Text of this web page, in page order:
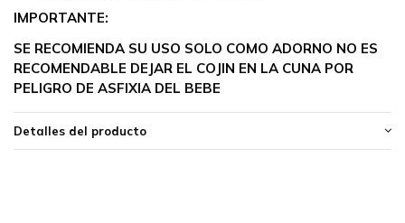
IMPORTANTE:
SE RECOMIENDA SU USO SOLO COMO ADORNO NO ES
RECOMENDABLE DEJAR EL COJIN EN LA CUNA POR
PELIGRO DE ASFIXIA DEL BEBE
Detalles del producto